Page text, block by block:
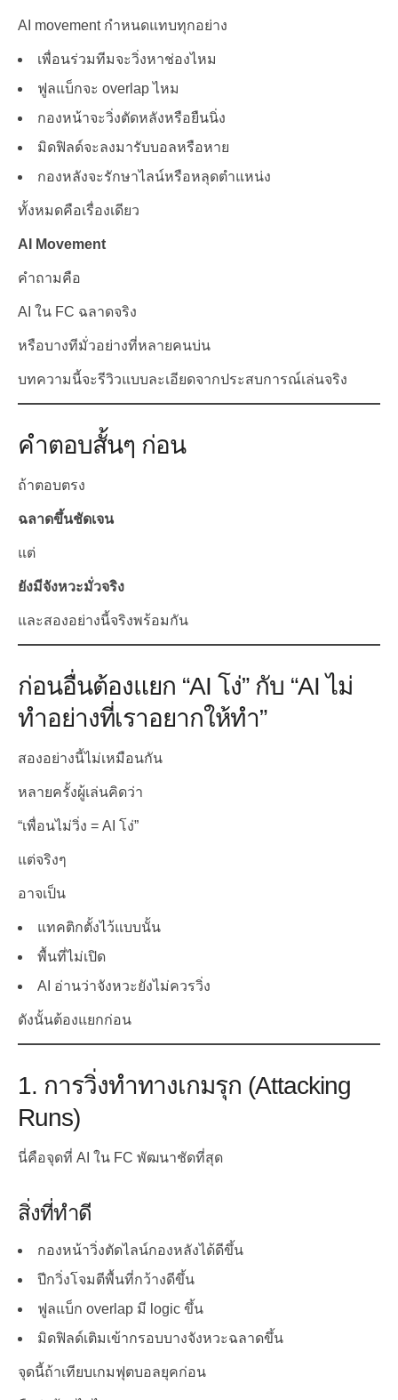
AI movement กำหนดแทบทุกอย่าง
เพื่อนร่วมทีมจะวิ่งหาช่องไหม
ฟูลแบ็กจะ overlap ไหม
กองหน้าจะวิ่งตัดหลังหรือยืนนิ่ง
มิดฟิลด์จะลงมารับบอลหรือหาย
กองหลังจะรักษาไลน์หรือหลุดตำแหน่ง
ทั้งหมดคือเรื่องเดียว
AI Movement
คำถามคือ
AI ใน FC ฉลาดจริง
หรือบางทีมั่วอย่างที่หลายคนบ่น
บทความนี้จะรีวิวแบบละเอียดจากประสบการณ์เล่นจริง
คำตอบสั้นๆ ก่อน
ถ้าตอบตรง
ฉลาดขึ้นชัดเจน
แต่
ยังมีจังหวะมั่วจริง
และสองอย่างนี้จริงพร้อมกัน
ก่อนอื่นต้องแยก “AI โง่” กับ “AI ไม่
ทำอย่างที่เราอยากให้ทำ”
สองอย่างนี้ไม่เหมือนกัน
หลายครั้งผู้เล่นคิดว่า
“เพื่อนไม่วิ่ง = AI โง่”
แต่จริงๆ
อาจเป็น
แทคติกตั้งไว้แบบนั้น
พื้นที่ไม่เปิด
AI อ่านว่าจังหวะยังไม่ควรวิ่ง
ดังนั้นต้องแยกก่อน
1. การวิ่งทำทางเกมรุก (Attacking
Runs)
นี่คือจุดที่ AI ใน FC พัฒนาชัดที่สุด
สิ่งที่ทำดี
กองหน้าวิ่งตัดไลน์กองหลังได้ดีขึ้น
ปีกวิ่งโจมตีพื้นที่กว้างดีขึ้น
ฟูลแบ็ก overlap มี logic ขึ้น
มิดฟิลด์เติมเข้ากรอบบางจังหวะฉลาดขึ้น
จุดนี้ถ้าเทียบเกมฟุตบอลยุคก่อน